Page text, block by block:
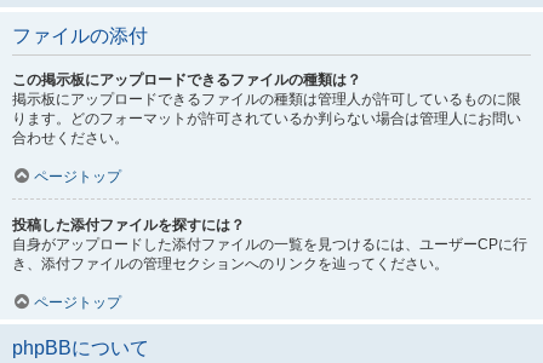
ファイルの添付
この掲示板にアップロードできるファイルの種類は？
掲示板にアップロードできるファイルの種類は管理人が許可しているものに限
ります。どのフォーマットが許可されているか判らない場合は管理人にお問い
合わせください。
ページトップ
投稿した添付ファイルを探すには？
自身がアップロードした添付ファイルの一覧を見つけるには、ユーザーCPに行
き、添付ファイルの管理セクションへのリンクを辿ってください。
ページトップ
phpBBについて